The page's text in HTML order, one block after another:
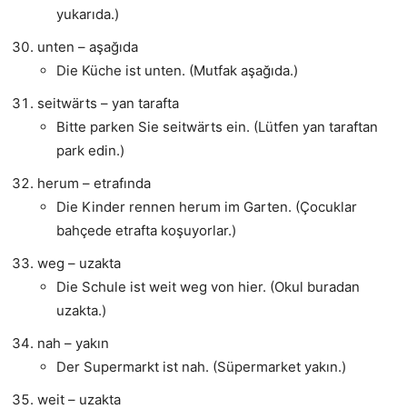
yukarıda.)
unten – aşağıda
Die Küche ist unten. (Mutfak aşağıda.)
seitwärts – yan tarafta
Bitte parken Sie seitwärts ein. (Lütfen yan taraftan
park edin.)
herum – etrafında
Die Kinder rennen herum im Garten. (Çocuklar
bahçede etrafta koşuyorlar.)
weg – uzakta
Die Schule ist weit weg von hier. (Okul buradan
uzakta.)
nah – yakın
Der Supermarkt ist nah. (Süpermarket yakın.)
weit – uzakta